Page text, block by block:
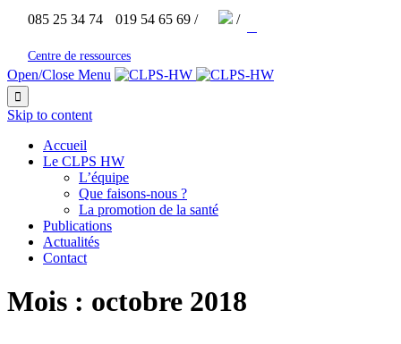
085 25 34 74 019 54 65 69 / /
Centre de ressources
Open/Close Menu

Skip to content
Accueil
Le CLPS HW
L’équipe
Que faisons-nous ?
La promotion de la santé
Publications
Actualités
Contact
Mois : octobre 2018